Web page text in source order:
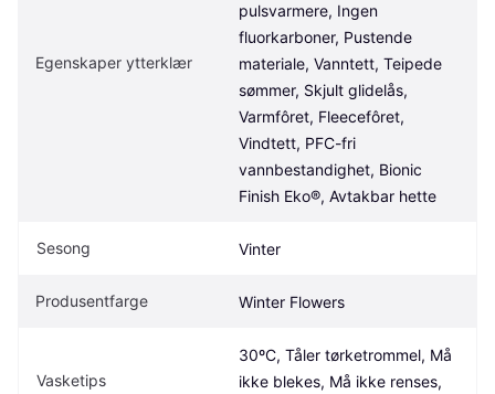
Egenskaper ytterklær
pulsvarmere, Ingen
fluorkarboner, Pustende
materiale, Vanntett, Teipede
sømmer, Skjult glidelås,
Varmfôret, Fleecefôret,
Vindtett, PFC-fri
vannbestandighet, Bionic
Finish Eko®, Avtakbar hette
Sesong Vinter
Produsentfarge Winter Flowers
Vasketips
30ºC, Tåler tørketrommel, Må
ikke blekes, Må ikke renses,